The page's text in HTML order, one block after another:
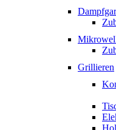
Grillieren